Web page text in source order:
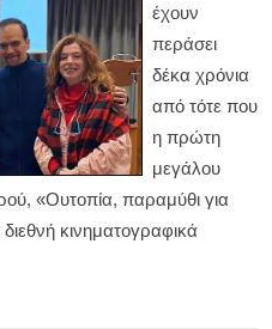
έχουν
περάσει
δέκα χρόνια
από τότε που
η πρώτη
μεγάλου
«Ουτοπία, παραμύθι για
κινηματογραφικά